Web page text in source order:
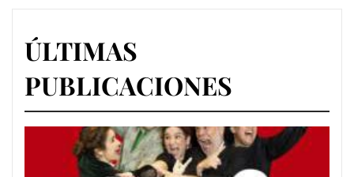
ÚLTIMAS
PUBLICACIONES